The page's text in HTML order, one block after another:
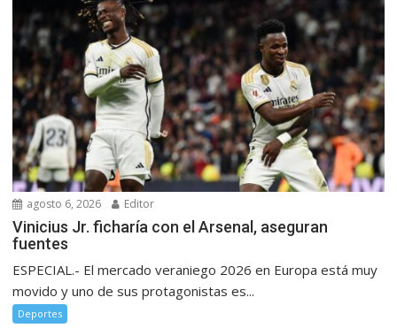
agosto 6, 2026 Editor
Vinicius Jr. ficharía con el Arsenal, aseguran
fuentes
ESPECIAL.- El mercado veraniego 2026 en Europa está muy
movido y uno de sus protagonistas es...
Deportes